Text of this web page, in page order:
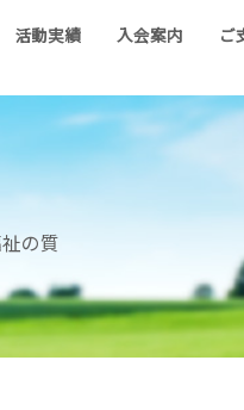
活動実績 入会案内 ご
の質